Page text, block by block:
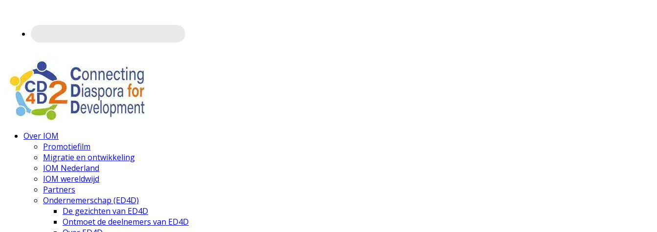
Connecting
Diaspora
Over IOM
Promotiefilm
Migratie en ontwikkeling
IOM Nederland
IOM wereldwijd
Partners
Ondernemerschap (ED4D)
De gezichten van ED4D
Ontmoet de deelnemers van ED4D